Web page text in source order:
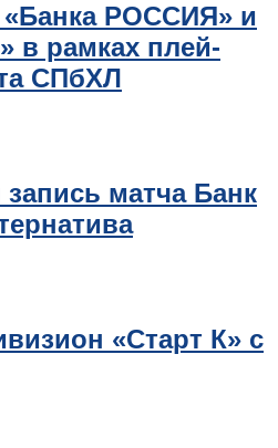
«Банка РОССИЯ» и
в рамках плей-
СПбХЛ
матча Банк
«Старт К» с